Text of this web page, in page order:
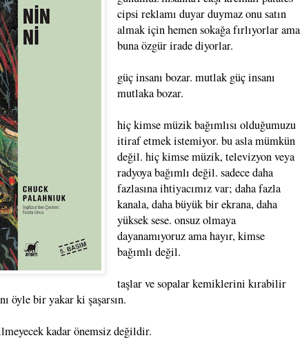
cipsi reklamı duyar duymaz onu satın
almak için hemen sokağa fırlıyorlar ama
buna özgür irade diyorlar.
güç insanı bozar. mutlak güç insanı
mutlaka bozar.
hiç kimse müzik bağımlısı olduğumuzu
itiraf etmek istemiyor. bu asla mümkün
değil. hiç kimse müzik, televizyon veya
radyoya bağımlı değil. sadece daha
fazlasına ihtiyacımız var; daha fazla
kanala, daha büyük bir ekrana, daha
yüksek sese. onsuz olmaya
dayanamıyoruz ama hayır, kimse
bağımlı değil.
taşlar ve sopalar kemiklerini kırabilir
öyle bir yakar ki şaşarsın.
kadar önemsiz değildir.